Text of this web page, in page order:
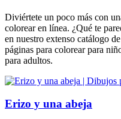
Diviértete un poco más con
colorear en línea. ¿Qué te
en nuestro extenso catálogo
páginas para colorear para
para adultos.
Erizo y una abeja